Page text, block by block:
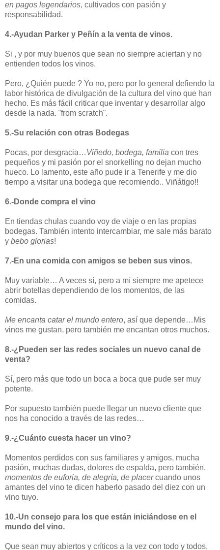
en pagos legendarios, cultivados con pasión y
responsabilidad.
4.-Ayudan Parker y Peñín a la venta de vinos.
Si , y por muy buenos que sean no siempre aciertan y no
entienden todos los vinos.
Pero, ¿Quién puede ? Yo no, pero por lo general defiendo la
labor histórica de divulgación de la cultura del vino que han
hecho. Es más fácil criticar que inventar y desarrollar algo
desde la nada. ¨from scratch¨.
5.-Su relación con otras Bodegas
Pocas, por desgracia…Viñedo, bodega, familia con tres
pequeños y mi pasión por el snorkelling no dejan mucho
hueco. Lo lamento, este año pude ir a Tenerife y me dio
tiempo a visitar una bodega que recomiendo.. Viñátigo!!
6.-Donde compra el vino
En tiendas chulas cuando voy de viaje o en las propias
bodegas. También intento intercambiar, me sale más barato
y bebo glorias!
7.-En una comida con amigos se beben sus vinos.
Muy variable… A veces sí, pero a mí siempre me apetece
abrir botellas dependiendo de los momentos, de las
comidas.
Me encanta catar el mundo entero, así que depende…Mis
vinos me gustan, pero también me encantan otros muchos.
8.-¿Pueden ser las redes sociales un nuevo canal de
venta?
Sí, pero más que todo un boca a boca que pude ser muy
potente.
Por supuesto también puede llegar un nuevo cliente que
nos ha conocido a través de las redes…
9.-¿Cuánto cuesta hacer un vino?
Momentos perdidos con sus familiares y amigos, mucha
pasión, muchas dudas, dolores de espalda, pero también,
momentos de euforia, de alegría, de placercuando unos
amantes del vino te dicen haberlo pasado del diez con un
vino tuyo.
10.-Un consejo para los que están iniciándose en el
mundo del vino.
Que sean muy abiertos y críticos a la vez con todo y todos,